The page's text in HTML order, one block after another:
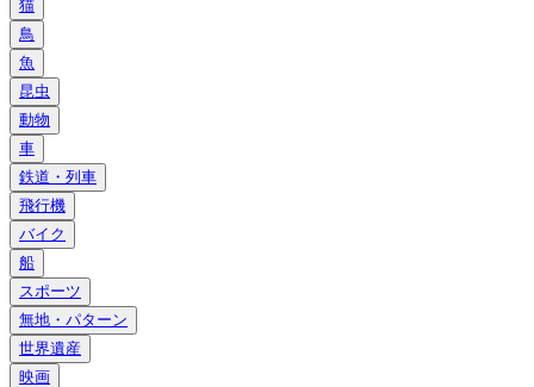
猫
鳥
魚
昆虫
動物
車
鉄道・列車
飛行機
バイク
船
スポーツ
無地・パターン
世界遺産
映画